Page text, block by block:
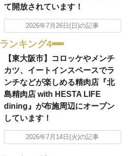
て開放されています！
2026年7月26日(日)の記事
ランキング4
【東大阪市】コロッケやメンチ
カツ、イートインスペースでラ
ンチなどが楽しめる精肉店『北
島精肉店 with HESTA LIFE
dining』が布施周辺にオープン
しています！
2026年7月14日(火)の記事